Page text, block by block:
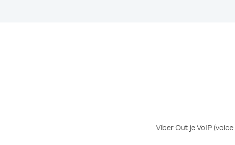
Viber Out je VoIP